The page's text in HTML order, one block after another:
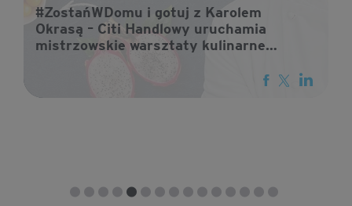
#ZostańWDomu i gotuj z Karolem
Okrasą – Citi Handlowy uruchamia
mistrzowskie warsztaty kulinarne